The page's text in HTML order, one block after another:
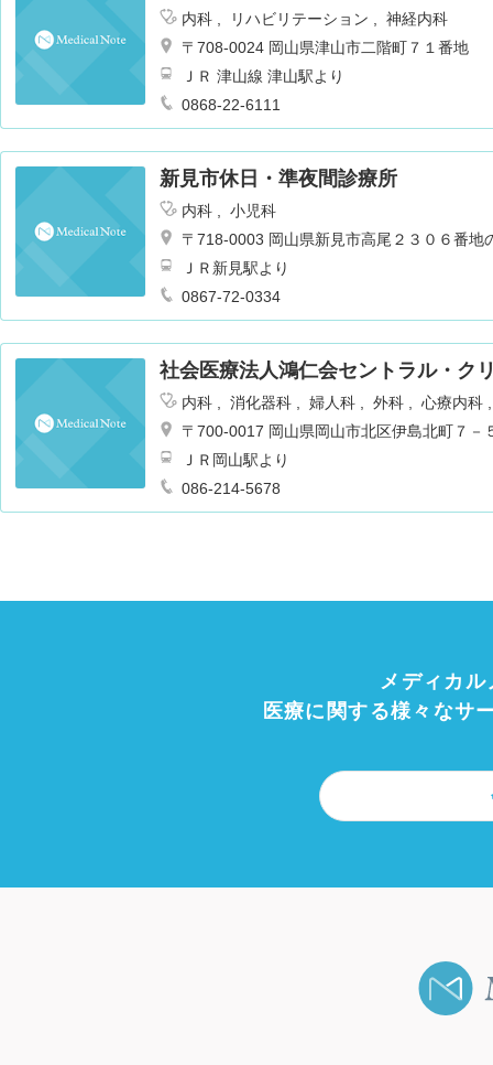
内科 リハビリテーション
神経内科
〒708-0024 岡山県津山市二階町７１番地
ＪＲ 津山線 津山駅より
0868-22-6111
新見市休日・準夜間診療所
内科
小児科
〒718-0003 岡山県新見市高尾２３０６番地
ＪＲ新見駅より
0867-72-0334
社会医療法人鴻仁会セントラル・ク
内科 消化器科 婦人科 外科
心療内科
経科
乳腺外科
〒700-0017 岡山県岡山市北区伊島北町７－
ＪＲ岡山駅より
086-214-5678
メディカ
医療に関する様々なサ